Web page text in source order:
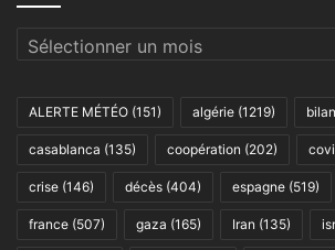
Archives
ALERTE MÉTÉO (151) algérie (1219) bilan
casablanca (135) coopération (202)
crise (146) décès (404) espagne (519)
france (507) gaza (165) Iran (135)